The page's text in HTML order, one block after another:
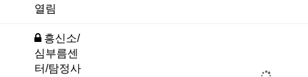
열림
흥신소/
심부름센
터/탐정사